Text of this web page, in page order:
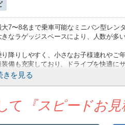
7〜8名まで乗車可能なミニバン型レン
なラゲッジスペースにより、人数が多
降りしやすく、小さなお子様連れやご
備も充実しており、ドライブを快適にサ
はこちら！
３０
きを
て 『スピードお見